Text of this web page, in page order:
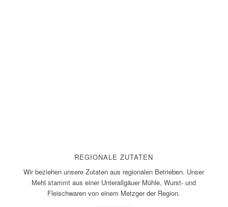
REGIONALE ZUTATEN
Wir beziehen unsere Zutaten aus regionalen Betrieben. Unser
Mehl stammt aus einer Unterallgäuer Mühle, Wurst- und
Fleischwaren von einem Metzger der Region.